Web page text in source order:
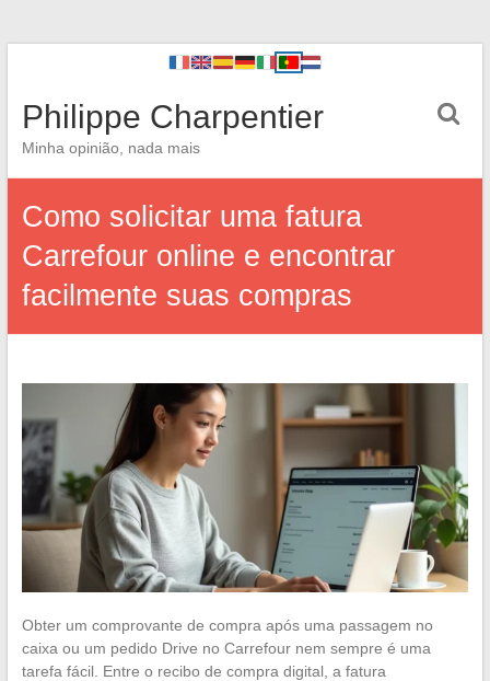
Philippe Charpentier
Minha opinião, nada mais
Como solicitar uma fatura
Carrefour online e encontrar
facilmente suas compras
Obter um comprovante de compra após uma passagem no
caixa ou um pedido Drive no Carrefour nem sempre é uma
tarefa fácil. Entre o recibo de compra digital, a fatura